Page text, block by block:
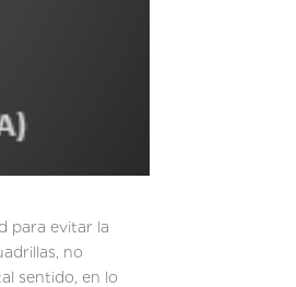
para evitar la
no
sentido, en lo